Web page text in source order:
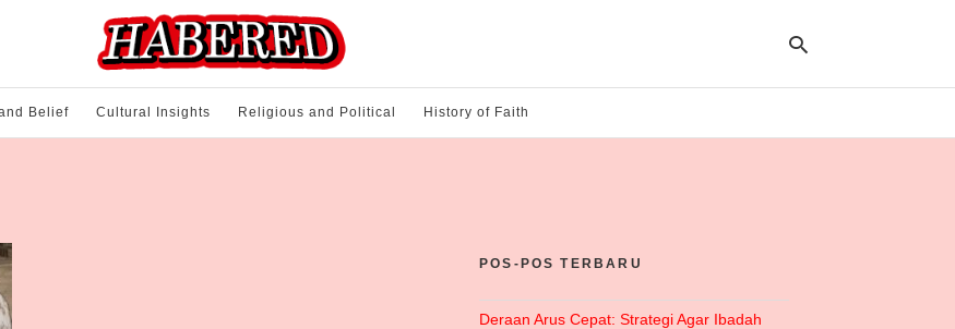
Belief Cultural Insights Religious and Political History of Faith
POS-POS TERBARU
Deraan Arus Cepat: Strategi Agar Ibadah